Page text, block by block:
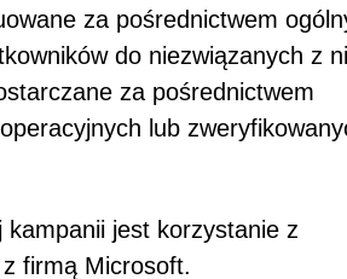
za pośrednictwem
do niezwiązanych z
za pośrednictwem
lub
kampanii jest korzystanie z
firmą Microsoft.